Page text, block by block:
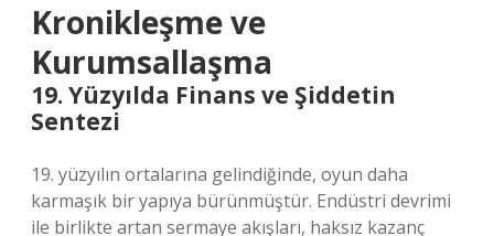
Kronikleşme ve
Kurumsallaşma
19. Yüzyılda Finans ve Şiddetin
Sentezi
19. yüzyılın ortalarına gelindiğinde, oyun daha
karmaşık bir yapıya bürünmüştür. Endüstri devrimi
ile birlikte artan sermaye akışları, haksız kazanç